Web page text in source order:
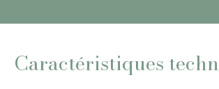
Caractéristiques